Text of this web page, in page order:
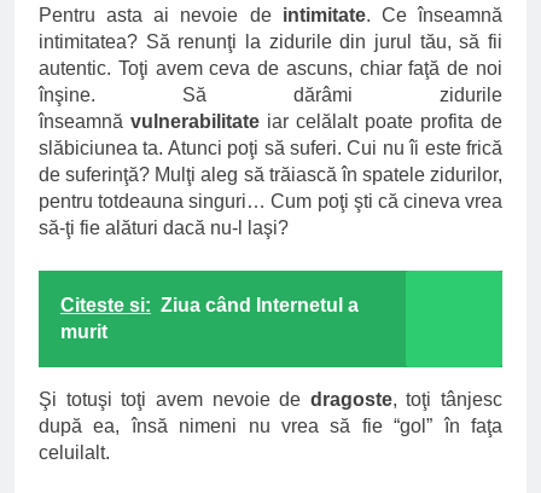
Pentru asta ai nevoie de intimitate. Ce înseamnă
intimitatea? Să renunţi la zidurile din jurul tău, să fii
autentic. Toţi avem ceva de ascuns, chiar faţă de noi
înşine. Să dărâmi zidurile
înseamnă vulnerabilitate iar celălalt poate profita de
slăbiciunea ta. Atunci poţi să suferi. Cui nu îi este frică
de suferinţă? Mulţi aleg să trăiască în spatele zidurilor,
pentru totdeauna singuri… Cum poţi şti că cineva vrea
să-ţi fie alături dacă nu-l laşi?
Citeste si: Ziua când Internetul a
murit
Şi totuşi toţi avem nevoie de dragoste, toţi tânjesc
după ea, însă nimeni nu vrea să fie “gol” în faţa
celuilalt.